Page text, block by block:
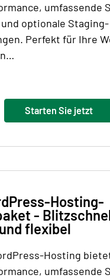
umfassende
optionale Staging-
Perfekt für Ihre
Starten Sie jetzt
Hosting-
-
flexibel
Hosting
umfassende